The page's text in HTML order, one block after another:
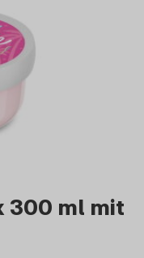
300 ml mit